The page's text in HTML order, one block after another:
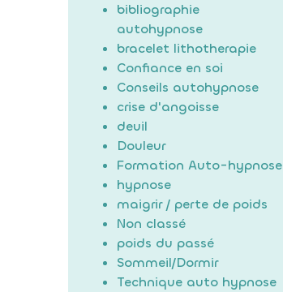
bibliographie
autohypnose
bracelet lithotherapie
Confiance en soi
Conseils autohypnose
crise d'angoisse
deuil
Douleur
Formation Auto-hypnose
hypnose
maigrir / perte de poids
Non classé
poids du passé
Sommeil/Dormir
Technique auto hypnose